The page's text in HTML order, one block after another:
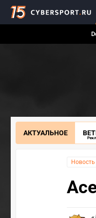
АКТУАЛЬНОЕ
Новость